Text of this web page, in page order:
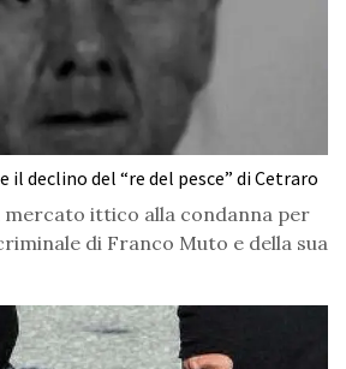
il declino del “re del pesce” di Cetraro
mercato ittico alla condanna per
di Franco Muto e della sua